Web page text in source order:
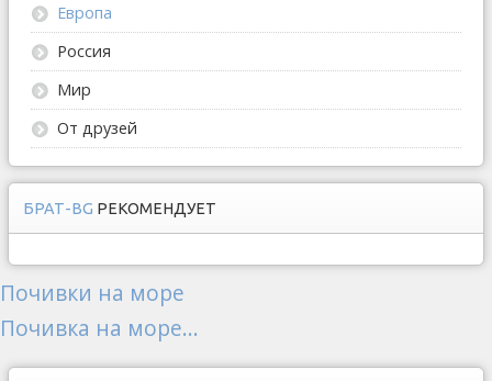
Европа
Россия
Мир
От друзей
БРАТ-BG РЕКОМЕНДУЕТ
Почивки на море
Почивка на море...